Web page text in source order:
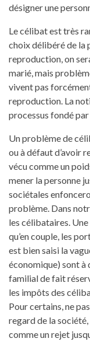
désigner une
Le célibat est très
choix délibéré de la
reproduction, on
marié, mais
vivent pas
reproduction. La
processus fondé
Un problème de
ou à défaut d’avoir
vécu comme un
mener la personne
sociétales
problème. Dans
les célibataires.
qu’en couple, les
est bien saisi la
économique) sont à
familial de fait
les impôts des
Pour certains, ne
regard de la
comme un rejet